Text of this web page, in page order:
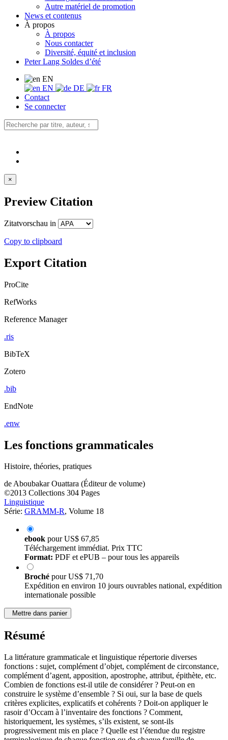
Autre matériel de promotion
News et contenus
À propos
À propos
Nous contacter
Diversité, équité et inclusion
Peter Lang Soldes d’été
EN
EN
DE
FR
Contact
Se connecter
×
Preview Citation
Zitatvorschau in
Copy to clipboard
Export Citation
ProCite
RefWorks
Reference Manager
.ris
BibTeX
Zotero
.bib
EndNote
.enw
Les fonctions grammaticales
Histoire, théories, pratiques
deAboubakar Ouattara (Éditeur de volume)
©2013 Collections 304 Pages
Linguistique
Série: GRAMM-R, Volume 18
ebook pourUS$ 67,85
Téléchargement immédiat. Prix TTC
Format: PDF et ePUB – pour tous les appareils
Broché pourUS$ 71,70
Expédition en environ 10 jours ouvrables national, expédition
internationale possible
Mettre dans panier
Résumé
La littérature grammaticale et linguistique répertorie diverses
fonctions : sujet, complément d’objet, complément de circonstance,
complément d’agent, apposition, apostrophe, attribut, épithète, etc.
Combien de fonctions est-il utile de considérer ? Peut-on en
construire le système d’ensemble ? Si oui, sur la base de quels
critères explicites, explicatifs et cohérents ? Doit-on appliquer le
rasoir d’Occam à l’inventaire des fonctions ? Comment,
historiquement, les systèmes, s’ils existent, se sont-ils
progressivement mis en place ? Quelle est l’étendue du registre